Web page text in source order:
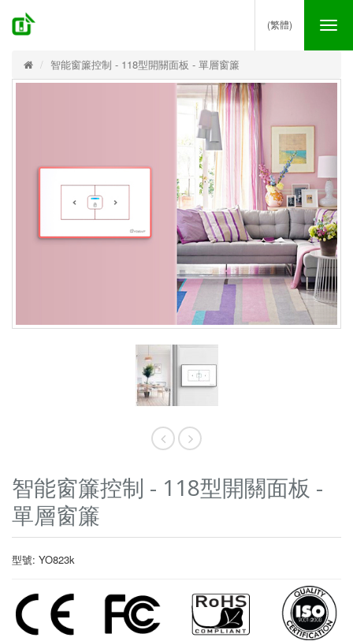
(繁體)
智能窗簾控制 - 118型開關面板 - 單層窗簾
智能窗簾控制 - 118型開關面板 -
單層窗簾
型號: YO823k